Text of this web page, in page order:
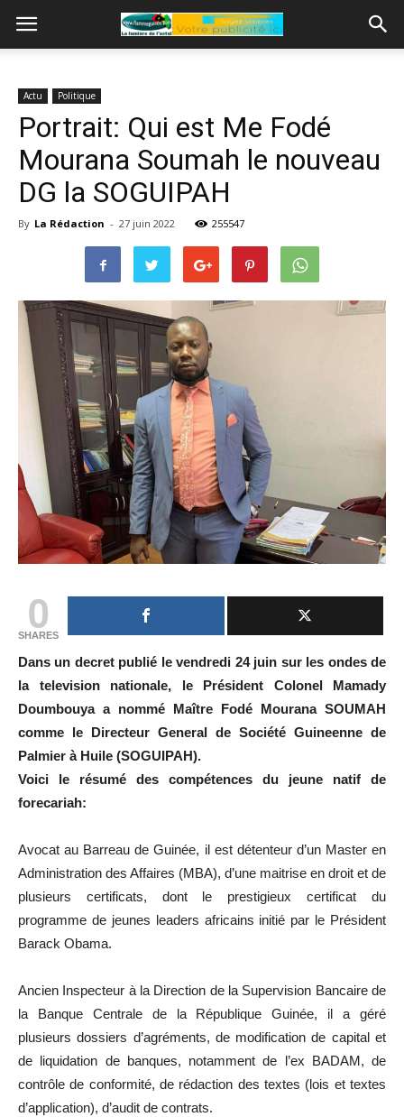
Actu Politique
Portrait: Qui est Me Fodé
Mourana Soumah le nouveau
DG la SOGUIPAH
By La Rédaction - 27 juin 2022 255547
0
SHARES
Dans un decret publié le vendredi 24 juin sur les ondes de
la television nationale, le Président Colonel Mamady
Doumbouya a nommé Maître Fodé Mourana SOUMAH
comme le Directeur General de Société Guineenne de
Palmier à Huile (SOGUIPAH).
Voici le résumé des compétences du jeune natif de
forecariah:
Avocat au Barreau de Guinée, il est détenteur d’un Master en
Administration des Affaires (MBA), d’une maitrise en droit et de
plusieurs certificats, dont le prestigieux certificat du
programme de jeunes leaders africains initié par le Président
Barack Obama.
Ancien Inspecteur à la Direction de la Supervision Bancaire de
la Banque Centrale de la République Guinée, il a géré
plusieurs dossiers d’agréments, de modification de capital et
de liquidation de banques, notamment de l’ex BADAM, de
contrôle de conformité, de rédaction des textes (lois et textes
d’application), d’audit de contrats.